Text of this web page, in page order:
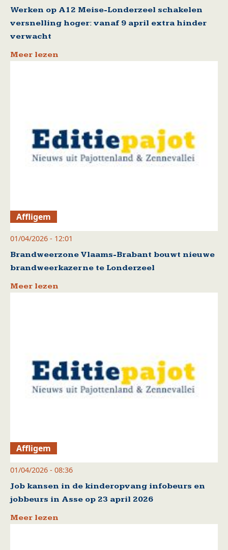
Werken op A12 Meise-Londerzeel schakelen
versnelling hoger: vanaf 9 april extra hinder
verwacht
Meer lezen
Affligem
01/04/2026 - 12:01
Brandweerzone Vlaams-Brabant bouwt nieuwe
brandweerkazerne te Londerzeel
Meer lezen
Affligem
01/04/2026 - 08:36
Job kansen in de kinderopvang infobeurs en
jobbeurs in Asse op 23 april 2026
Meer lezen